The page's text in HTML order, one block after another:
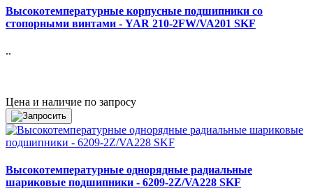
Высокотемпературные корпусные подшипники со
стопорными винтами - YAR 210-2FW/VA201 SKF
..
Цена и наличие по запросу
Высокотемпературные однорядные радиальные
шариковые подшипники - 6209-2Z/VA228 SKF